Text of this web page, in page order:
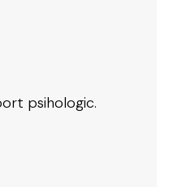
psihologic.